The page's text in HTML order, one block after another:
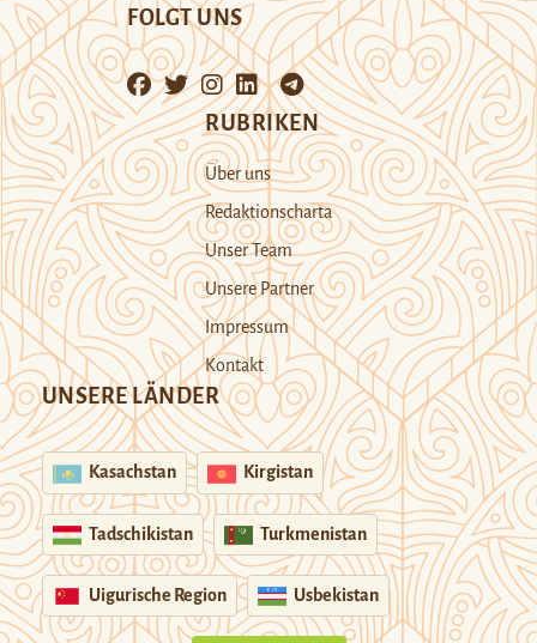
FOLGT UNS
RUBRIKEN
Über uns
Redaktionscharta
Unser Team
Unsere Partner
Impressum
Kontakt
UNSERE LÄNDER
Kasachstan Kirgistan
Tadschikistan Turkmenistan
Uigurische Region Usbekistan